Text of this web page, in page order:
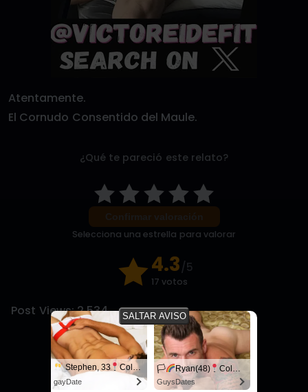
Atentamente.
El Cornudo Consentido del Maule.
¿Qué te pareció este relato?
Selecciona una estrella para valorar
4.3/5
17 votos
Post Views:2.534
Stepbrother, why did you show me your dick? Now I want to fuck you with my wet pussy Live Cams with Amateur Men
Stephen, 33 Columbus
gayDate
🏳‍ Ryan(48) Columbus
GuysDates
SALTAR AVISO